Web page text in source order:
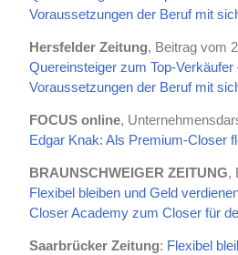
Voraussetzungen der Beruf mit
Hersfelder Zeitung, Beitrag vom
Quereinsteiger zum Top-
Voraussetzungen der Beruf mit
FOCUS online,
Edgar Knak: Als Premium-Closer
BRAUNSCHWEIGER ZEITUNG,
Flexibel bleiben und Geld
Closer Academy zum Closer für
Saarbrücker Zeitung: Flexibel